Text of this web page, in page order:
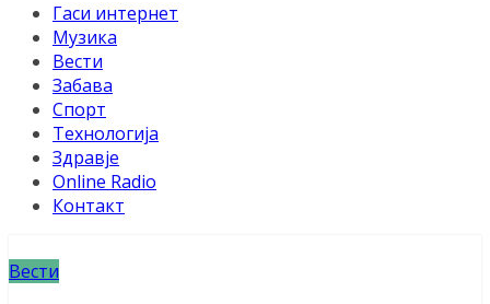
Гаси интернет
Музика
Вести
Забава
Спорт
Технологија
Здравје
Online Radio
Контакт
Вести